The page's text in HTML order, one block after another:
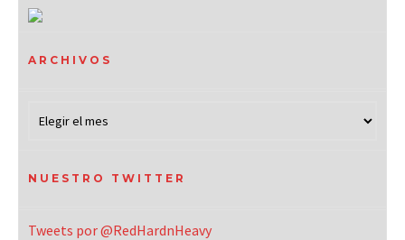
ARCHIVOS
NUESTRO TWITTER
Tweets por @RedHardnHeavy